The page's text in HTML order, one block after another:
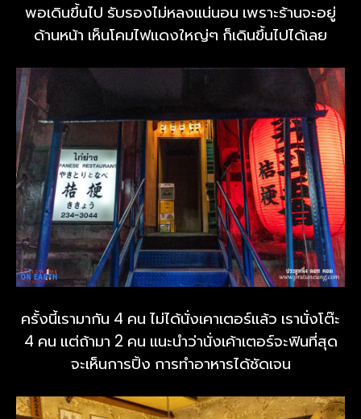
พอเดินขึ้นไป รับรองไม่หลงแน่นอน เพราะร้านจะอยู่
ด้านหน้า เห็นโคมไฟแดงใหญ่ๆ ก็เดินขึ้นไปได้เลย
ครั้งนี้เรามากัน 4 คน ไม่ได้นั่งเคาเตอร์แล้ว เรานั่งโต๊ะ
4 คน แต่ถ้ามา 2 คน แนะนำว่านั่งเค้าเตอร์จะฟินที่สุด
จะเห็นการปิ้ง การทำอาหารได้ชัดเจน